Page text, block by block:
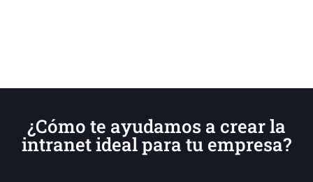
¿Cómo te ayudamos a crear la
intranet ideal para tu empresa?